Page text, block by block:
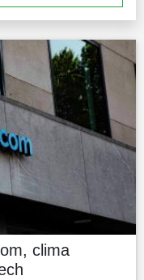
clima